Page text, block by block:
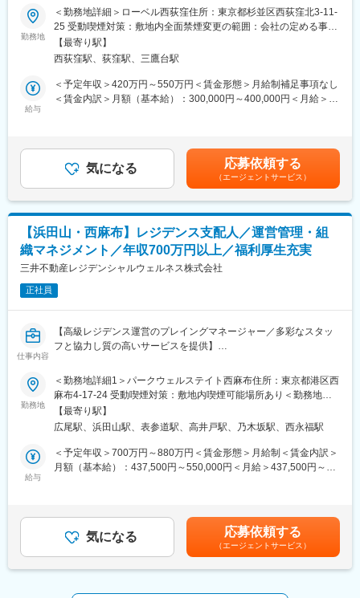
・業務の仕組み化・最適化などを通して、ゼロベースから新しい
総務課組織を作っていく経験を積むことができます。
・子供の成長に影響を与えられ、働く家庭の支援をしている社会
貢献度が高い事業に携わることができます。
ことが可能です。
・時差出勤や在宅勤務（週1日）が可能です。
性に応じて、バックオフィス他部門へのキャリア展開も可能な環
境です。
・各種プロジェクトの進行などを通じて、人事や経営企画など、
他部署との接点を密に持つことができます。
■働く環境：
本社は広尾駅徒歩2分の緑が多い綺麗なオフィスです。
エスプレッソマシーン・ウォーターサーバーを設置しているカフ
ェテリアや、部門を超えて社員同士が交流するためのフリースペ
ースthink roomや、パーテーションで囲われたオンラインブース
をとりながら仕事を進めています。
後は管理者候補として東京エリアの既存施設管理者に付き、管理
者業務のレクチャーを受けていただきます。
■業務内容：
・職員管理
・収益管理
・介護業務全般
・営業
※入社後一定期間は業務の指導や支援等サポート致します
っております。日本の65歳以上の人口は2042年まで増加見込み
で、それに合わせて介護需要も拡大されることが期待されていま
す。また、介護業界は、介護保険制度という国の制度の中で運営
されており、また、高齢者の生活上必要不可欠な職業でもあるた
め、景気の波に左右されにくい安定産業であることも特徴です。
■同社について：
東日本福祉経営サービスグループは、介護事業所の開設・運営を
通じて、介護の悩みを抱えていらっしゃるお客様のサポートをさ
せて頂いています。2002年に会社を設立し、東京・埼玉・千葉・
主に介護付有料老人ホームを中心に事業展開を図っています。
変更の範囲：会社の定める業務
勤務地
＜勤務地詳細＞ローベル西荻窪住所：東京都杉並区西荻窪北3-11-
25 受動喫煙対策：敷地内全面禁煙変更の範囲：会社の定める事業
所【最寄り駅】
西荻窪駅、荻窪駅、三鷹台駅
給与
＜予定年収＞420万円～550万円＜賃金形態＞月給制補足事項なし
＜賃金内訳＞月額（基本給）：300,000円～400,000円＜月給＞
（7月、12月）賃金はあくまでも目安の金額であり、選考を通じ
て上下する可能性があります。月給(月額)は固定手当を含めた表記
です。
気になる 応募依頼する
（エージェントサービス）
【浜田山・西麻布】レジデンス支配人／運営管理・組
織マネジメント／年収700万円以上／福利厚生充実
三井不動産レジデンシャルウェルネス株式会社
正社員
仕事内容
【高級レジデンス運営のプレイングマネージャー／多彩なスタッ
フと協力し質の高いサービスを提供】
■業務概要
当社が運営する高級レジデンスにて、総支配人のもとプレイング
マネージャーとして施設全体の運営・営業・人材マネジメントを
担当いただきます。フロント・コンシェルジュ、イベント企画、
ダイニング、建物管理、総務経理まで、幅広い領域を統括し、ご
入居者様の快適な生活をサポートする重要な役割です。
・ご入居者様への接客・サービス提供、日常対応
・イベント企画や施設内コミュニティ活性化の推進
・スタッフの教育・指導、組織・人材・業務のマネジメント
・各種報告書作成や本社との連携業務
勤務地
＜勤務地詳細1＞パークウェルステイト西麻布住所：東京都港区西
麻布4-17-24 受動喫煙対策：敷地内喫煙可能場所あり＜勤務地詳
細2＞パークウェルステイト浜田山住所：東京都杉並区高井戸東4-
27-17 勤務地最寄駅：京王井の頭線／浜田山駅受動喫煙対策：屋
【最寄り駅】
広尾駅、浜田山駅、表参道駅、高井戸駅、乃木坂駅、西永福駅
給与
＜予定年収＞700万円～880万円＜賃金形態＞月給制＜賃金内訳＞
月額（基本給）：437,500円～550,000円＜月給＞437,500円～
額であり、選考を通じて上下する可能性があります。月給(月額)は
固定手当を含めた表記です。
気になる 応募依頼する
（エージェントサービス）